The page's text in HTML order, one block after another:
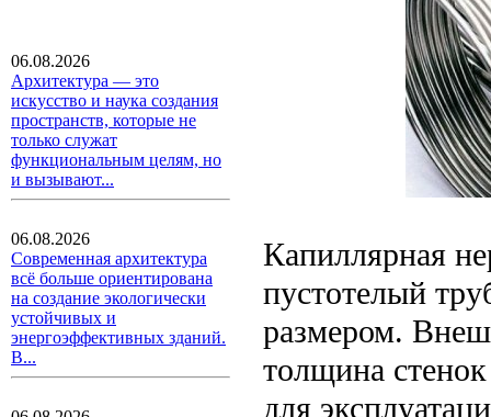
06.08.2026
Архитектура — это
искусство и наука создания
пространств, которые не
только служат
функциональным целям, но
и вызывают...
06.08.2026
Современная архитектура
всё больше ориентирована
на создание экологически
устойчивых и
энергоэффективных зданий.
В...
Капиллярная
пустотелый
размером.
толщина
для